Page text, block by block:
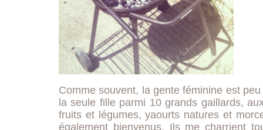
Comme souvent, la gente féminine est
la seule fille parmi 10 grands gaillards,
fruits et légumes, yaourts natures et
également bienvenus. Ils me charrient